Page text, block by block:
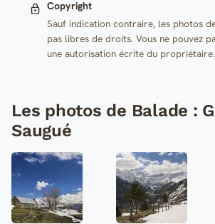
Copyright
Sauf indication contraire, les photos
pas libres de droits. Vous ne pouvez
une autorisation écrite du propriétaire.
Les photos de Balade :
Saugué